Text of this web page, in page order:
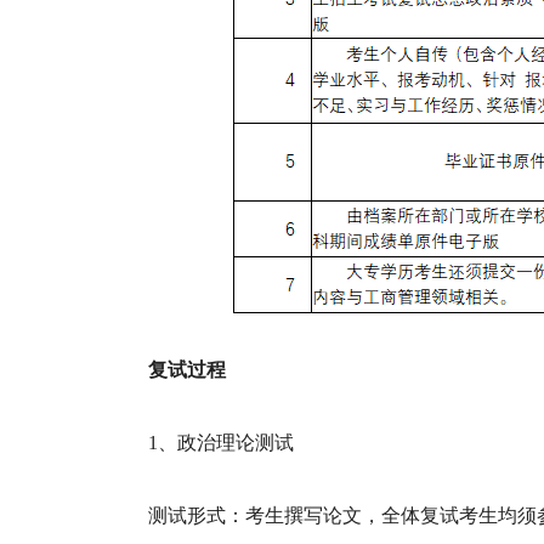
复试过程
1、政治理论测试
测试形式：考生撰写论文，全体复试考生均须